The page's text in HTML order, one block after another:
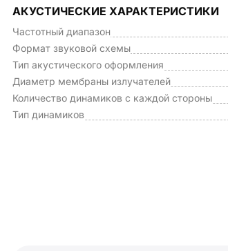
АКУСТИЧЕСКИЕ ХАРАКТЕРИСТИКИ
Частотный диапазон
Формат звуковой схемы
Тип акустического оформления
Диаметр мембраны излучателей
Количество динамиков с каждой стороны
Тип динамиков